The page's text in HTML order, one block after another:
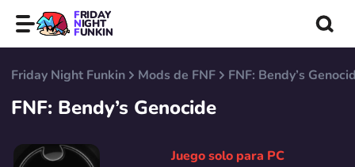
FRIDAY
NIGHT
FUNKIN
Friday Night Funkin Mods de FNF FNF: Bendy’s
FNF: Bendy’s Genocide
Juego solo para PC